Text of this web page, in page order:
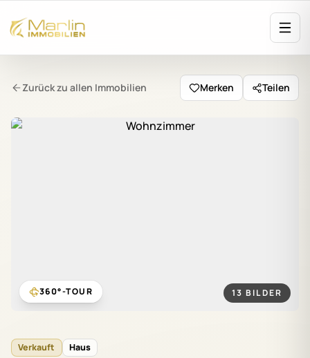
Zurück zu allen Immobilien Merken Teilen
13 BILDER
360°-TOUR
Verkauft Haus